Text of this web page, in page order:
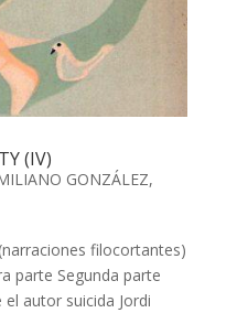
(IV)
GONZÁLEZ,
filocortantes)
parte Segunda parte
autor suicida Jordi